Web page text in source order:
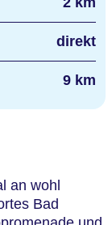
direkt
9 km
an wohl
Bad